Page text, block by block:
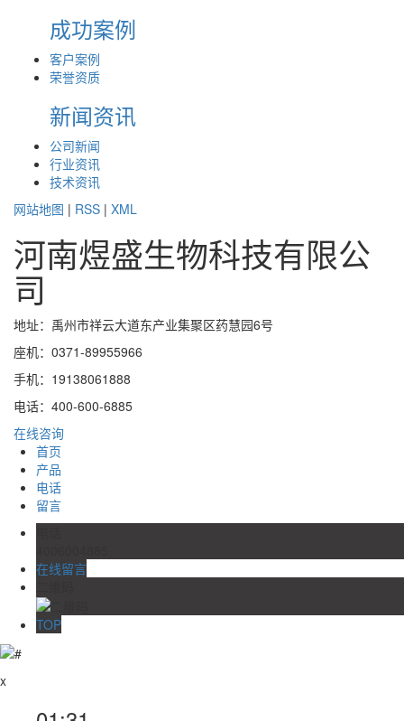
成功案例
客户案例
荣誉资质
新闻资讯
公司新闻
行业资讯
技术资讯
网站地图 | RSS | XML
河南煜盛生物科技有限公
司
地址：禹州市祥云大道东产业集聚区药慧园6号
座机：0371-89955966
手机：19138061888
电话：400-600-6885
在线咨询
首页
产品
电话
留言
在线留言
TOP
x